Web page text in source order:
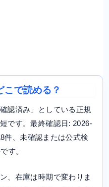
こで読める？
認済み」としている正規
です。最終確認日: 2026-
件、未確認または公式検
す。
、在庫は時期で変わりま